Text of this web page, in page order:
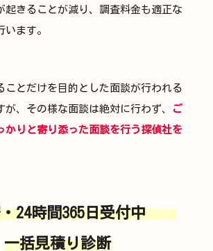
起きることが減り、調査料金も適正な
ます。
ことだけを目的とした面談が行われる
が、その様な面談は絶対に行わず、
ご
かりと寄り添った面談を行う探偵社を
・24時間365日受付中
一括見積り診断